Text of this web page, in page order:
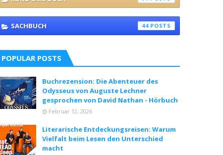
SACHBUCH 44
POPULAR POSTS
Buchrezension: Die Abenteuer des
Odysseus von Auguste Lechner
gesprochen von David Nathan - Hörbuch
Februar 12, 2026
Literarische Entdeckungsreisen: Warum
Vielfalt beim Lesen den Unterschied
macht